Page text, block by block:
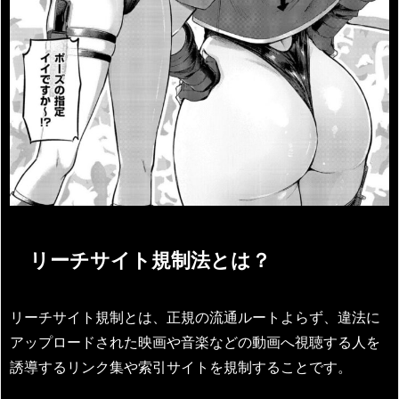
リーチサイト規制法とは？
リーチサイト規制とは、正規の流通ルートよらず、違法に
アップロードされた映画や音楽などの動画へ視聴する人を
誘導するリンク集や索引サイトを規制することです。